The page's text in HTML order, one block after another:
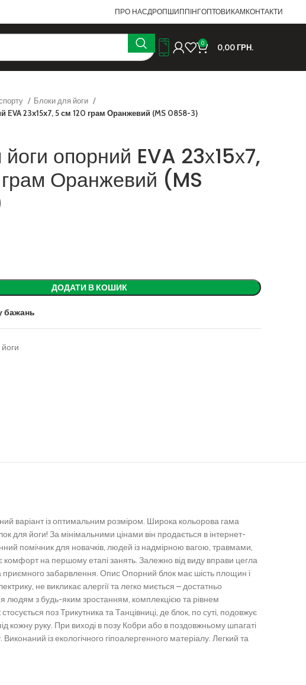
ПРО НАСДРОПШИППІНГОПТОВИКАМКОНТАКТИ
0 0,00ГРН.
Блоки для йоги
EVA 23х15х7, 5 см 120 грам Оранжевий (MS 0858-3)
опорний EVA 23х15х7,
Оранжевий (MS
ДОДАТИ В КОШИК
бажань
варіант із оптимальним розміром. Широка кольорова гама
для йоги! За мінімальними цінами він продається в інтернет-
помічник для новачків, людей із надмірною вагою, травмами,
комфорт на першому етапі занять. Залежно від виду вправи цегла
приємного забарвлення. ОписОпорний блок має шість площин і
не викликає алергії та легко миється – достатньо
людям з будь-яким зростанням, комплекцією та рівнем
поз Трикутника та Танцівниці, де блок, по суті, подовжує
кожну руку. При виході в позу Кобри або в поздовжньому шпагаті
Виконаний із екологічного гіпоалергенного матеріалу. Легкий та